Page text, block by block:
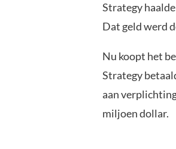
Strategy
Dat geld werd
Nu koopt het
Strategy
aan
miljoen dollar.